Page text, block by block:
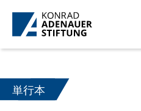
メインコンテンツにスキップ
単行本